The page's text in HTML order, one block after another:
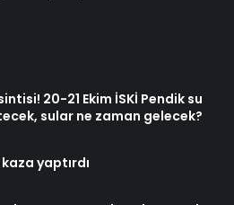
20-21 Ekim İSKİ Pendik su
sular ne zaman gelecek?
yaptırdı